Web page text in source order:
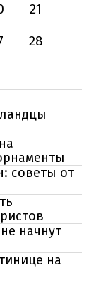
21
28
советы от
начнут
на